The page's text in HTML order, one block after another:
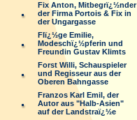
Fix Anton, Mitbegrï¿½nder
der Firma Portois & Fix in
der Ungargasse
Flï¿½ge Emilie,
Modeschï¿½pferin und
Freundin Gustav Klimts
Forst Willi, Schauspieler
und Regisseur aus der
Oberen Bahngasse
Franzos Karl Emil, der
Autor aus "Halb-Asien"
auf der Landstraï¿½e